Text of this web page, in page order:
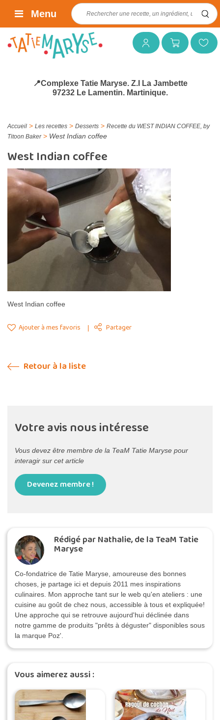
Mon compteMon panierMes favoris
Rechercher :
Menu
📍Complexe Tatie Maryse. Z.I La Jambette
97232 Le Lamentin. Martinique.
Accueil > Les recettes > Desserts > Recette du WEST INDIAN COFFEE, by
Titoon Baker> West Indian coffee
West Indian coffee
West Indian coffee
Ajouter à mes favoris Partager
Retour à la liste
Votre avis nous intéresse
Vous devez être membre de la TeaM Tatie Maryse pour
interagir sur cet article
Devenez membre !
Rédigé par Nathalie, de la TeaM Tatie
Maryse
Co-fondatrice de Tatie Maryse, amoureuse des bonnes
choses, je partage ici et depuis 2011 mes inspirations
culinaires. Mon approche tant sur le web qu'en ateliers : une
cuisine au goût de chez nous, accessible à tous et expliquée!
Une approche qui se retrouve aujourd'hui déclinée dans
notre gamme de produits "prêts à déguster" disponibles sous
la marque Poz'.
Vous aimerez aussi :